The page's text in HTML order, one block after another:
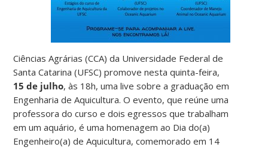
Ciências Agrárias (CCA) da Universidade Federal de
Santa Catarina (UFSC) promove nesta quinta-feira,
15 de julho, às 18h, uma live sobre a graduação em
Engenharia de Aquicultura. O evento, que reúne uma
professora do curso e dois egressos que trabalham
em um aquário, é uma homenagem ao Dia do(a)
Engenheiro(a) de Aquicultura, comemorado em 14